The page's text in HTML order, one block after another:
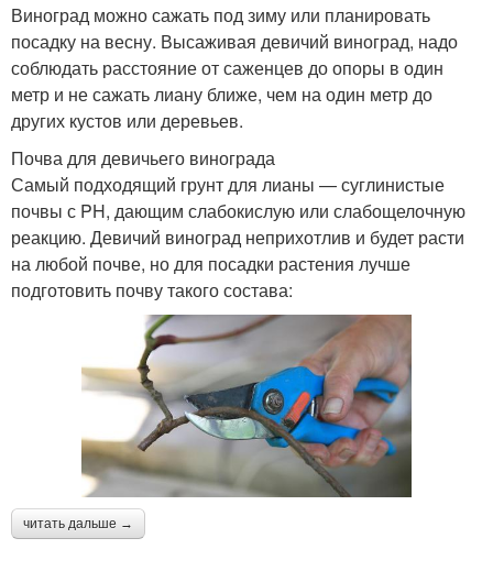
Виноград можно сажать под зиму или планировать
посадку на весну. Высаживая девичий виноград, надо
соблюдать расстояние от саженцев до опоры в один
метр и не сажать лиану ближе, чем на один метр до
других кустов или деревьев.
Почва для девичьего винограда
Самый подходящий грунт для лианы — суглинистые
почвы с PH, дающим слабокислую или слабощелочную
реакцию. Девичий виноград неприхотлив и будет расти
на любой почве, но для посадки растения лучше
подготовить почву такого состава:
читать дальше →